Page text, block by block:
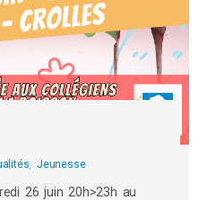
Jeunesse
26 juin 20h>23h au